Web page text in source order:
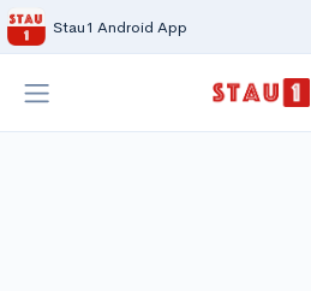
Stau1 Android App